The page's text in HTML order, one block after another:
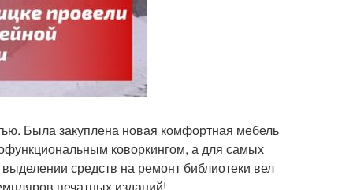
Была закуплена новая комфортная мебель
коворкингом, а для самых
средств на ремонт библиотеки вел